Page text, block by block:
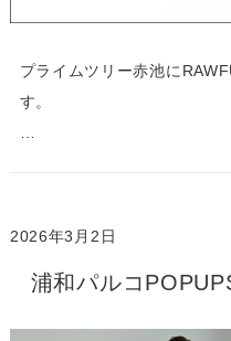
プライムツリー赤池に
す。
…
2026年3月2日
浦和パルコ